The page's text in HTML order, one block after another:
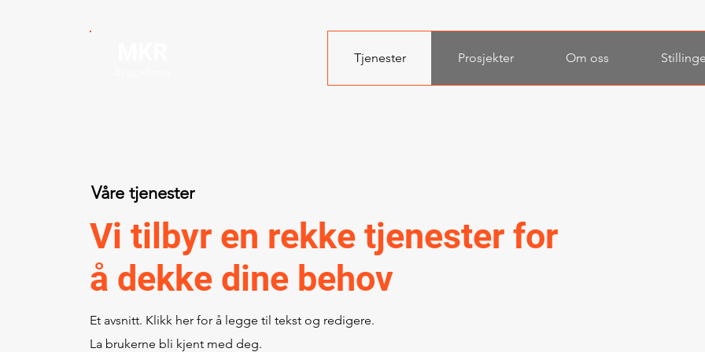
Tjenester Prosjekter Om oss
Våre tjenester
Vi tilbyr en rekke tjenester for
å dekke dine behov
Et avsnitt. Klikk her for å legge til tekst og redigere.
La brukerne bli kjent med deg.